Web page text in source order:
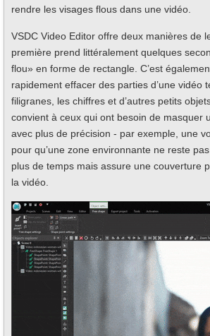
rendre les visages flous dans une vidéo.
VSDC Video Editor offre deux manières de
première prend littéralement quelques
flou» en forme de rectangle. C’est
rapidement effacer des parties d’une vidéo
filigranes, les chiffres et d’autres petits
convient à ceux qui ont besoin de masquer
avec plus de précision - par exemple, une
pour qu’une zone environnante ne reste
plus de temps mais assure une couverture
la vidéo.